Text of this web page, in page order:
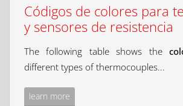
Códigos de colores para
y sensores de resistencia
The following table shows the
different types of thermocouples...
learn more